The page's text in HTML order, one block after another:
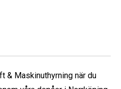
& Maskinuthyrning när du